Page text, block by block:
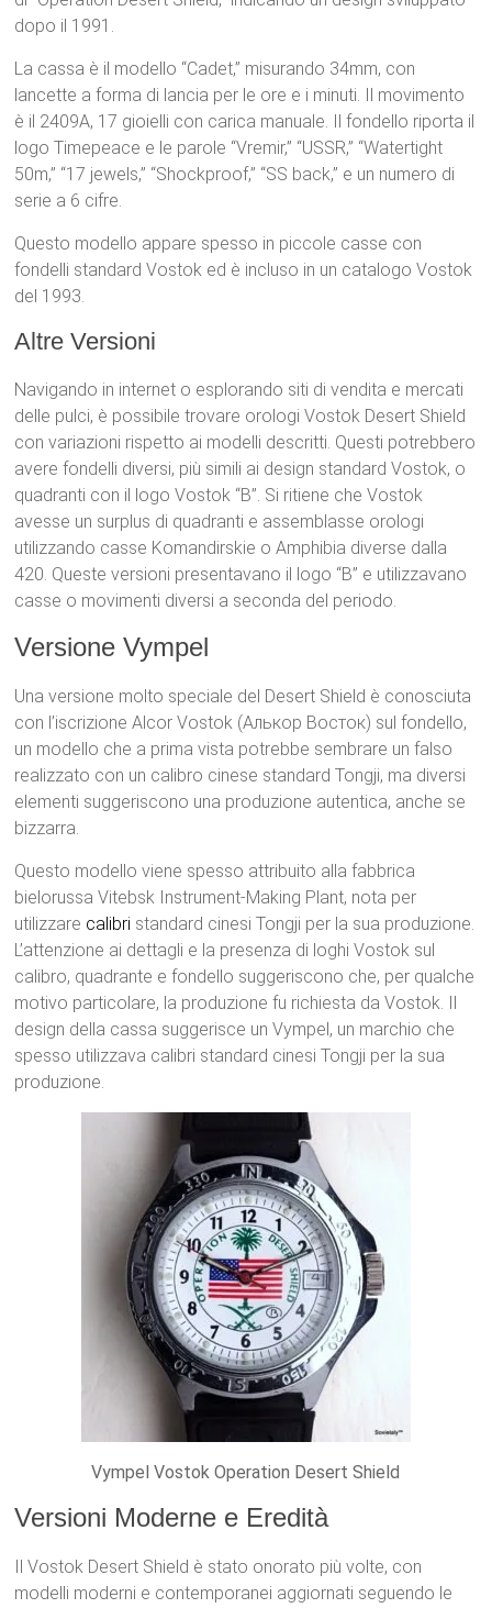
dopo il 1991.
La cassa è il modello “Cadet,” misurando 34mm, con
lancette a forma di lancia per le ore e i minuti. Il movimento
è il 2409A, 17 gioielli con carica manuale. Il fondello riporta il
logo Timepeace e le parole “Vremir,” “USSR,” “Watertight
50m,” “17 jewels,” “Shockproof,” “SS back,” e un numero di
serie a 6 cifre.
Questo modello appare spesso in piccole casse con
fondelli standard Vostok ed è incluso in un catalogo Vostok
del 1993.
Altre Versioni
Navigando in internet o esplorando siti di vendita e mercati
delle pulci, è possibile trovare orologi Vostok Desert Shield
con variazioni rispetto ai modelli descritti. Questi potrebbero
avere fondelli diversi, più simili ai design standard Vostok, o
quadranti con il logo Vostok “B”. Si ritiene che Vostok
avesse un surplus di quadranti e assemblasse orologi
utilizzando casse Komandirskie o Amphibia diverse dalla
420. Queste versioni presentavano il logo “B” e utilizzavano
casse o movimenti diversi a seconda del periodo.
Versione Vympel
Una versione molto speciale del Desert Shield è conosciuta
con l’iscrizione Alcor Vostok (Алькор Восток) sul fondello,
un modello che a prima vista potrebbe sembrare un falso
realizzato con un calibro cinese standard Tongji, ma diversi
elementi suggeriscono una produzione autentica, anche se
bizzarra.
Questo modello viene spesso attribuito alla fabbrica
bielorussa Vitebsk Instrument-Making Plant, nota per
utilizzare calibri standard cinesi Tongji per la sua produzione.
L’attenzione ai dettagli e la presenza di loghi Vostok sul
calibro, quadrante e fondello suggeriscono che, per qualche
motivo particolare, la produzione fu richiesta da Vostok. Il
design della cassa suggerisce un Vympel, un marchio che
spesso utilizzava calibri standard cinesi Tongji per la sua
produzione.
Vympel Vostok Operation Desert Shield
Versioni Moderne e Eredità
Il Vostok Desert Shield è stato onorato più volte, con
modelli moderni e contemporanei aggiornati seguendo le